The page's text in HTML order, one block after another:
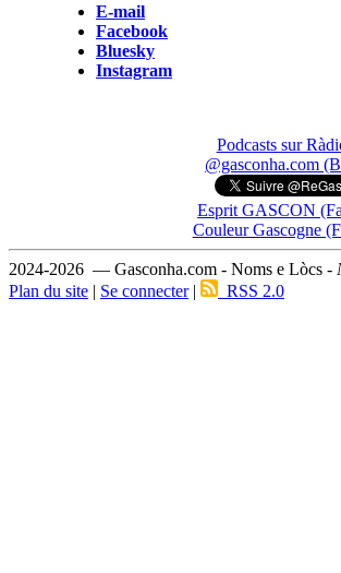
E-mail
Facebook
Bluesky
Instagram
Podcasts sur
@gasconha.com
Esprit GASCON
Couleur Gascogne
2024-2026 — Gasconha.com - Noms e Lòcs -
Plan du site | Se connecter| RSS 2.0